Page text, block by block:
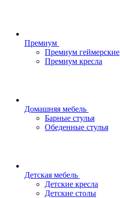
Премиум
Премиум геймерские
Премиум кресла
Домашняя мебель
Барные стулья
Обеденные стулья
Детская мебель
Детские кресла
Детские столы